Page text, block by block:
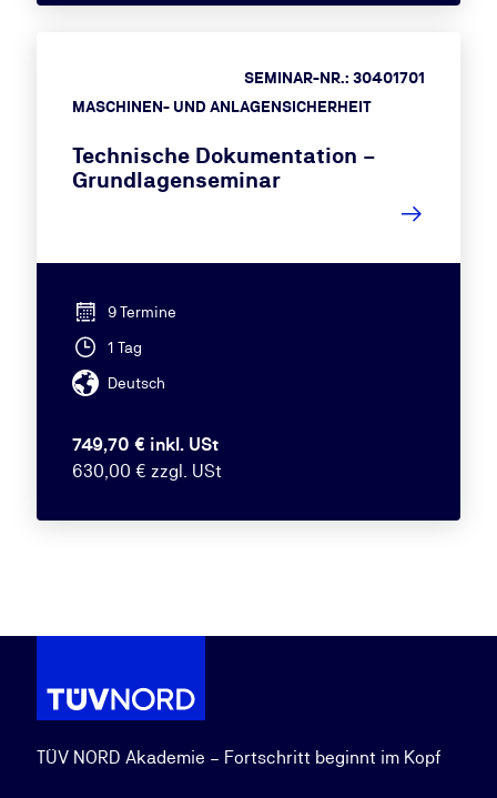
MASCHINEN- UND ANLAGENSICHERHEIT
SEMINAR-NR.: 30401701
Technische Dokumentation –
Grundlagenseminar
9 Termine
1 Tag
Deutsch
749,70 € inkl. USt
630,00 € zzgl. USt
TÜV NORD Akademie – Fortschritt beginnt im Kopf